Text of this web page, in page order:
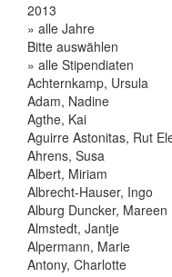
2013
» alle Jahre
Bitte auswählen
» alle Stipendiaten
Achternkamp, Ursula
Adam, Nadine
Agthe, Kai
Aguirre Astonitas, Rut
Ahrens, Susa
Albert, Miriam
Albrecht-Hauser, Ingo
Alburg Duncker, Mareen
Almstedt, Jantje
Alpermann, Marie
Antony, Charlotte